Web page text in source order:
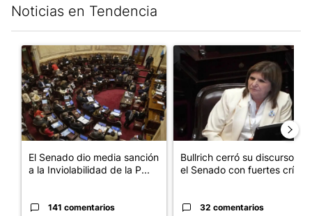
Noticias en Tendencia
Un artículo de tendencia con el título "El Senado dio media
El Senado dio media sanción
a la Inviolabilidad de la P...
141 comentarios
Un artículo de tendencia
Bullrich cerró su discurso en
el Senado con fuertes crí...
32 comentarios